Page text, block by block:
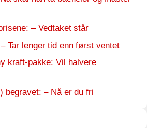
– Vedtaket står
Tar lenger tid enn først ventet
kraft-pakke: Vil halvere
begravet: – Nå er du fri